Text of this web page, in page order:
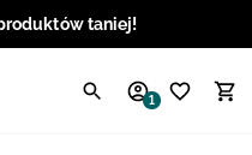
taniej!
1